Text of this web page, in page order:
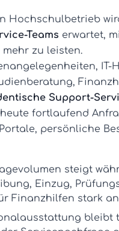
Hochschulbetrieb
Teams erwartet,
mehr zu leisten.
IT-
Support-
fortlaufend
persönliche
steigt
Einzug,
Finanzhilfen stark an
bleibt